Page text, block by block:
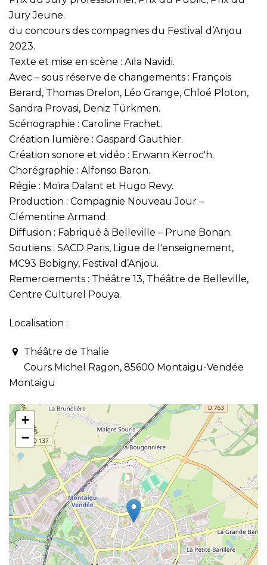
Jury Jeune.
du concours des compagnies du Festival d’Anjou
2023.
Texte et mise en scène : Aïla Navidi.
Avec – sous réserve de changements : François
Berard, Thomas Drelon, Léo Grange, Chloé Ploton,
Sandra Provasi, Deniz Türkmen.
Scénographie : Caroline Frachet.
Création lumière : Gaspard Gauthier.
Création sonore et vidéo : Erwann Kerroc'h.
Chorégraphie : Alfonso Baron.
Régie : Moïra Dalant et Hugo Revy.
Production : Compagnie Nouveau Jour –
Clémentine Armand.
Diffusion : Fabriqué à Belleville – Prune Bonan.
Soutiens : SACD Paris, Ligue de l'enseignement,
MC93 Bobigny, Festival d’Anjou.
Remerciements : Théâtre 13, Théâtre de Belleville,
Centre Culturel Pouya.
Localisation :
Théâtre de Thalie
Cours Michel Ragon, 85600 Montaigu-Vendée
Montaigu
+
−